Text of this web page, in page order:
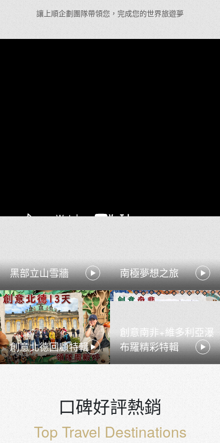
讓上順企劃團隊帶領您，完成您的世界旅遊夢
黑部立山雪牆 南極夢想之旅
創意北德回顧特輯
創意南非+維多利亞瀑
布羅精彩特輯
口碑好評熱銷
Top Travel Destinations